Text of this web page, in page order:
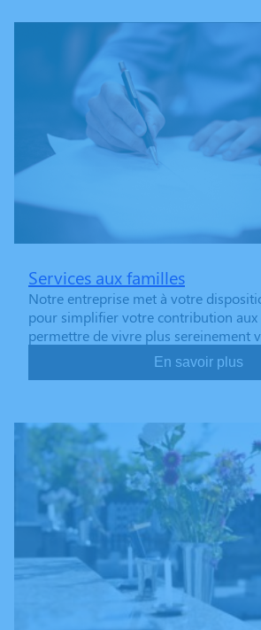
Services aux familles
Notre entreprise met à votre
pour simplifier votre contribution aux
permettre de vivre plus sereinement
En savoir plus